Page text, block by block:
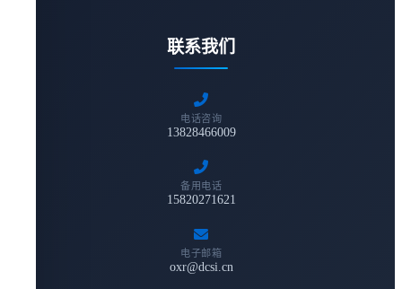
联系我们
电话咨询
13828466009
备用电话
15820271621
电子邮箱
oxr@dcsi.cn